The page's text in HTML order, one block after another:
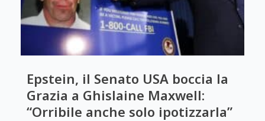
Epstein, il Senato USA boccia la
Grazia a Ghislaine Maxwell:
“Orribile anche solo ipotizzarla”